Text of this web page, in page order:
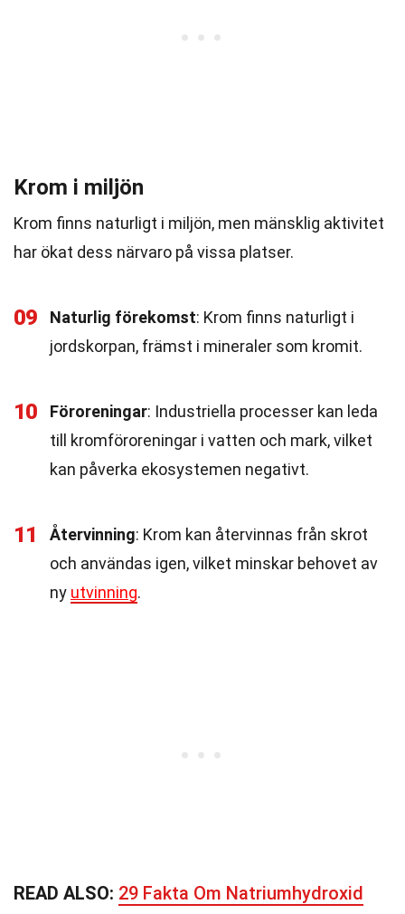
Krom i miljön
Krom finns naturligt i miljön, men mänsklig aktivitet
har ökat dess närvaro på vissa platser.
09 Naturlig förekomst: Krom finns naturligt i
jordskorpan, främst i mineraler som kromit.
10 Föroreningar: Industriella processer kan leda
till kromföroreningar i vatten och mark, vilket
kan påverka ekosystemen negativt.
11 Återvinning: Krom kan återvinnas från skrot
och användas igen, vilket minskar behovet av
ny utvinning.
READ ALSO: 29 Fakta Om Natriumhydroxid